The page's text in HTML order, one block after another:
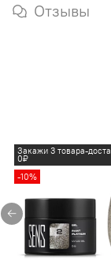
Отзывы
Закажи 3 товара-
0₽
-10%